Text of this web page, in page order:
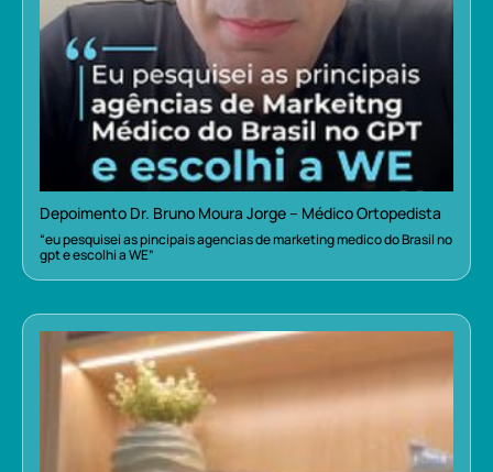
Depoimento Dr. Bruno Moura Jorge – Médico Ortopedista
“eu pesquisei as pincipais agencias de marketing medico do Brasil no
gpt e escolhi a WE”